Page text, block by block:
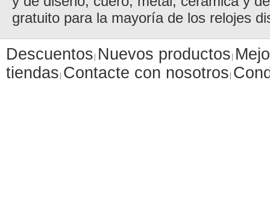
gratuito para la mayoría de los relojes
Descuentos Nuevos productos
tiendas Contacte con nosotros